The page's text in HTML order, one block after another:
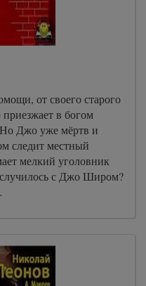
от своего старого
в богом
Джо уже мёртв и
следит местный
мелкий уголовник
с Джо Широм?